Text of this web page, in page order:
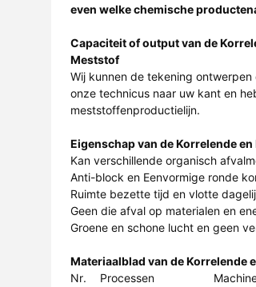
even welke chemische
Capaciteit of output van de
Meststof
Wij kunnen de tekening
onze technicus naar uw kant en
meststoffenproductielijn.
Eigenschap van de Korrelende
Kan verschillende organisch
Anti-block en Eenvormige ronde
Ruimte bezette tijd en vlotte
Geen die afval op materialen en
Groene en schone lucht en geen
Materiaalblad van de Korrelende
Nr.
Processen